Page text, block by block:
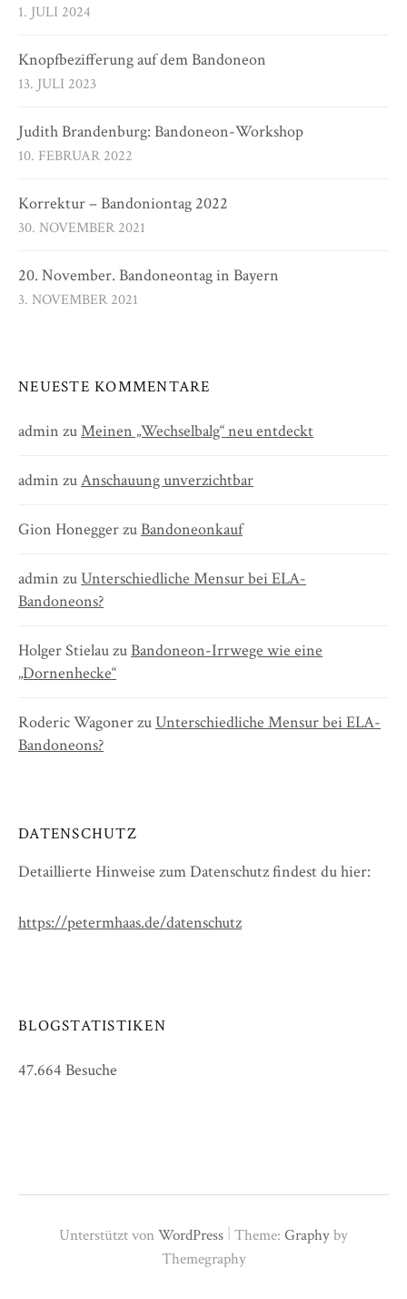
1. JULI 2024
Knopfbezifferung auf dem Bandoneon
13. JULI 2023
Judith Brandenburg: Bandoneon-Workshop
10. FEBRUAR 2022
Korrektur – Bandoniontag 2022
30. NOVEMBER 2021
20. November. Bandoneontag in Bayern
3. NOVEMBER 2021
NEUESTE KOMMENTARE
admin zuMeinen „Wechselbalg“ neu entdeckt
admin zuAnschauung unverzichtbar
Gion HoneggerzuBandoneonkauf
admin zuUnterschiedliche Mensur bei ELA-
Bandoneons?
Holger StielauzuBandoneon-Irrwege wie eine
„Dornenhecke“
Roderic WagonerzuUnterschiedliche Mensur bei ELA-
Bandoneons?
DATENSCHUTZ
Detaillierte Hinweise zum Datenschutz findest du hier:
https://petermhaas.de/datenschutz
BLOGSTATISTIKEN
47.664 Besuche
Unterstützt vonWordPress Theme: Graphyby
Themegraphy